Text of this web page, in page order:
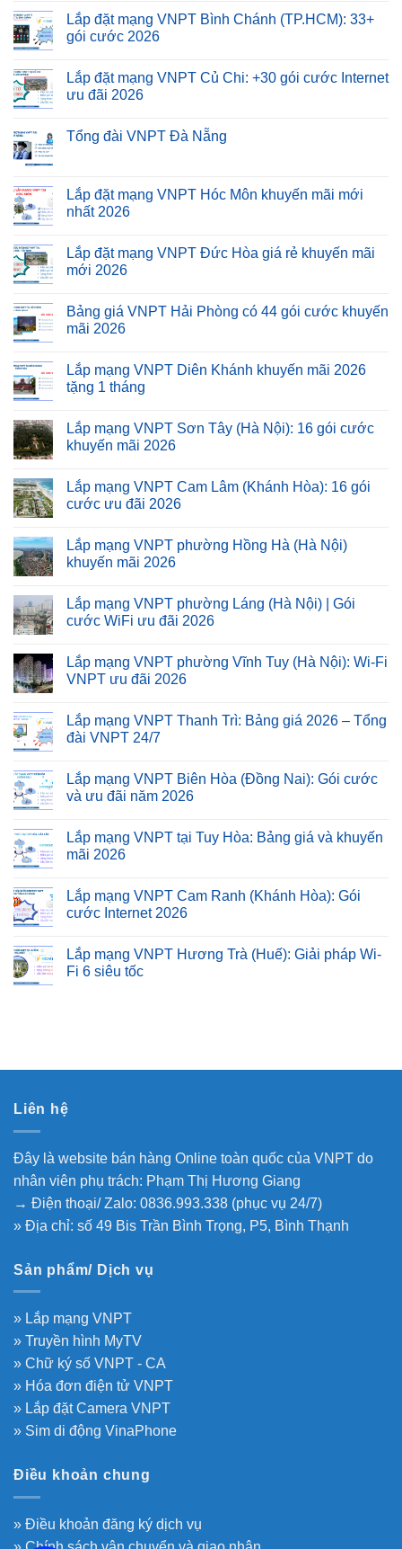
Lắp đặt mạng VNPT Bình Chánh (TP.HCM): 33+
gói cước 2026
Lắp đặt mạng VNPT Củ Chi: +30 gói cước Internet
ưu đãi 2026
Tổng đài VNPT Đà Nẵng
Lắp đặt mạng VNPT Hóc Môn khuyến mãi mới
nhất 2026
Lắp đặt mạng VNPT Đức Hòa giá rẻ khuyến mãi
mới 2026
Bảng giá VNPT Hải Phòng có 44 gói cước khuyến
mãi 2026
Lắp mạng VNPT Diên Khánh khuyến mãi 2026
tặng 1 tháng
Lắp mạng VNPT Sơn Tây (Hà Nội): 16 gói cước
khuyến mãi 2026
Lắp mạng VNPT Cam Lâm (Khánh Hòa): 16 gói
cước ưu đãi 2026
Lắp mạng VNPT phường Hồng Hà (Hà Nội)
khuyến mãi 2026
Lắp mạng VNPT phường Láng (Hà Nội) | Gói
cước WiFi ưu đãi 2026
Lắp mạng VNPT phường Vĩnh Tuy (Hà Nội): Wi-Fi
VNPT ưu đãi 2026
Lắp mạng VNPT Thanh Trì: Bảng giá 2026 – Tổng
đài VNPT 24/7
Lắp mạng VNPT Biên Hòa (Đồng Nai): Gói cước
và ưu đãi năm 2026
Lắp mạng VNPT tại Tuy Hòa: Bảng giá và khuyến
mãi 2026
Lắp mạng VNPT Cam Ranh (Khánh Hòa): Gói
cước Internet 2026
Lắp mạng VNPT Hương Trà (Huế): Giải pháp Wi-
Fi 6 siêu tốc
Liên hệ
Đây là website bán hàng Online toàn quốc của VNPT do
nhân viên phụ trách: Phạm Thị Hương Giang
→ Điện thoại/ Zalo: 0836.993.338 (phục vụ 24/7)
» Địa chỉ: số 49 Bis Trần Bình Trọng, P5, Bình Thạnh
Sản phẩm/ Dịch vụ
» Lắp mạng VNPT
» Truyền hình MyTV
» Chữ ký số VNPT - CA
» Hóa đơn điện tử VNPT
» Lắp đặt Camera VNPT
» Sim di động VinaPhone
Điều khoản chung
» Điều khoản đăng ký dịch vụ